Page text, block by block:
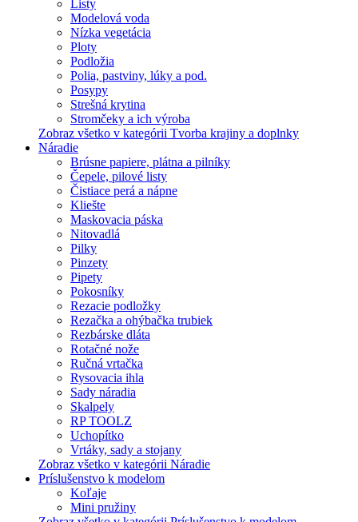
Listy
Modelová voda
Nízka vegetácia
Ploty
Podložia
Polia, pastviny, lúky a pod.
Posypy
Strešná krytina
Stromčeky a ich výroba
Zobraz všetko v kategórii Tvorba krajiny a doplnky
Náradie
Brúsne papiere, plátna a pilníky
Čepele, pilové listy
Čistiace perá a nápne
Kliešte
Maskovacia páska
Nitovadlá
Pilky
Pinzety
Pipety
Pokosníky
Rezacie podložky
Rezačka a ohýbačka trubiek
Rezbárske dláta
Rotačné nože
Ručná vrtačka
Rysovacia ihla
Sady náradia
Skalpely
RP TOOLZ
Uchopítko
Vrtáky, sady a stojany
Zobraz všetko v kategórii Náradie
Príslušenstvo k modelom
Koľaje
Mini pružiny